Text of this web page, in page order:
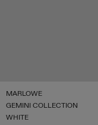
MARLOWE
GEMINI COLLECTION
WHITE